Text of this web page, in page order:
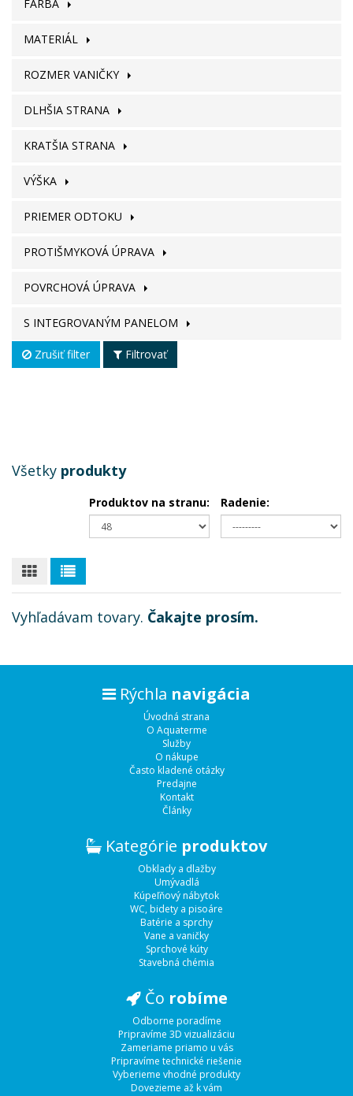
FARBA
MATERIÁL
ROZMER VANIČKY
DLHŠIA STRANA
KRATŠIA STRANA
VÝŠKA
PRIEMER ODTOKU
PROTIŠMYKOVÁ ÚPRAVA
POVRCHOVÁ ÚPRAVA
S INTEGROVANÝM PANELOM
Zrušiť filter Filtrovať
Všetky produkty
Produktov na stranu: Radenie:
Vyhľadávam tovary. Čakajte prosím.
Rýchla navigácia
Úvodná strana
O Aquaterme
Služby
O nákupe
Často kladené otázky
Predajne
Kontakt
Články
Kategórie produktov
Obklady a dlažby
Umývadlá
Kúpeľňový nábytok
WC, bidety a pisoáre
Batérie a sprchy
Vane a vaničky
Sprchové kúty
Stavebná chémia
Čo robíme
Odborne poradíme
Pripravíme 3D vizualizáciu
Zameriame priamo u vás
Pripravíme technické riešenie
Vyberieme vhodné produkty
Dovezieme až k vám